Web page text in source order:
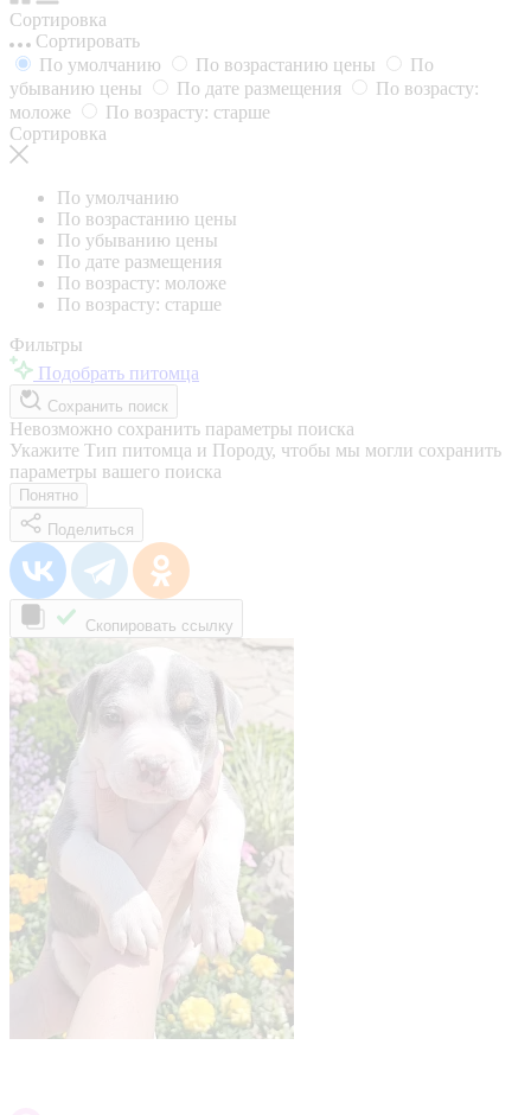
Сортировка
Сортировать
По умолчанию
По возрастанию цены
По
убыванию цены
По дате размещения
По возрасту:
моложе
По возрасту: старше
Сортировка
По умолчанию
По возрастанию цены
По убыванию цены
По дате размещения
По возрасту: моложе
По возрасту: старше
Фильтры
Подобрать питомца
Сохранить поиск
Невозможно сохранить параметры поиска
Укажите Тип питомца и Породу, чтобы мы могли сохранить
параметры вашего поиска
Понятно
Поделиться
Скопировать ссылку